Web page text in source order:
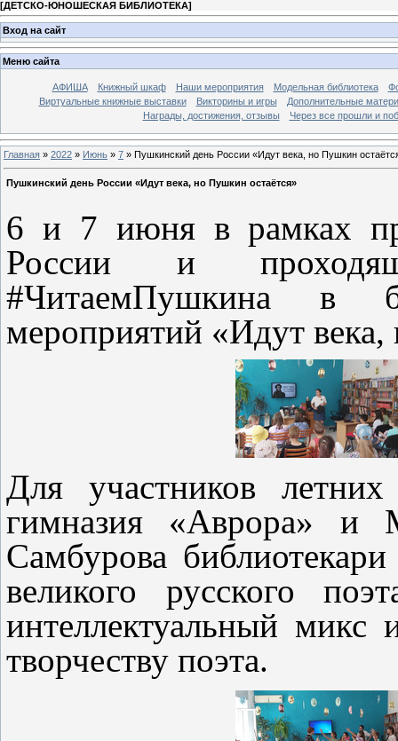
[ДЕТСКО-ЮНОШЕСКАЯ БИБЛИОТЕКА]
Вход на сайт
Меню сайта
АФИША Книжный шкаф Наши мероприятия Модельная библиотека
Виртуальные книжные выставки
Викторины и игры
Дополнительные
Награды, достижения, отзывы
Через все прошли и
Главная » 2022 » Июнь » 7 » Пушкинский день России «Идут века, но Пушкин
Пушкинский день России «Идут века, но Пушкин остаётся»
6 и 7 июня в рамках
России и
#ЧитаемПушкина в
мероприятий «Идут
Для участников
гимназия
Самбурова
великого русского
интеллектуальный микс
творчеству поэта.